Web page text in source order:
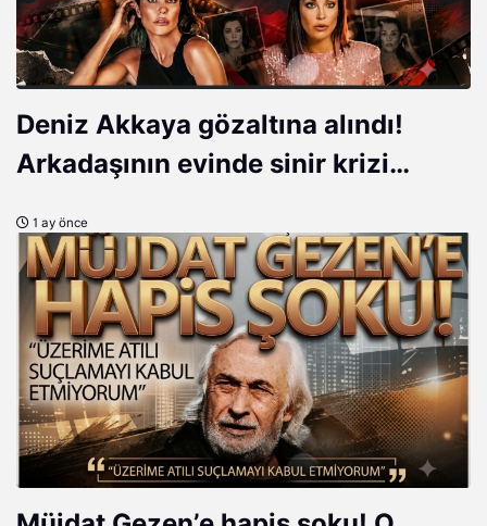
Deniz Akkaya gözaltına alındı!
Arkadaşının evinde sinir krizi
1 ay önce